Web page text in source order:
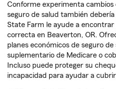
Conforme experimenta
seguro de salud también
State Farm le ayude a encontrar
correcta en Beaverton, OR.
planes económicos de seguro
suplementario de Medicare o
Incluso puede proteger su
incapacidad para ayudar a